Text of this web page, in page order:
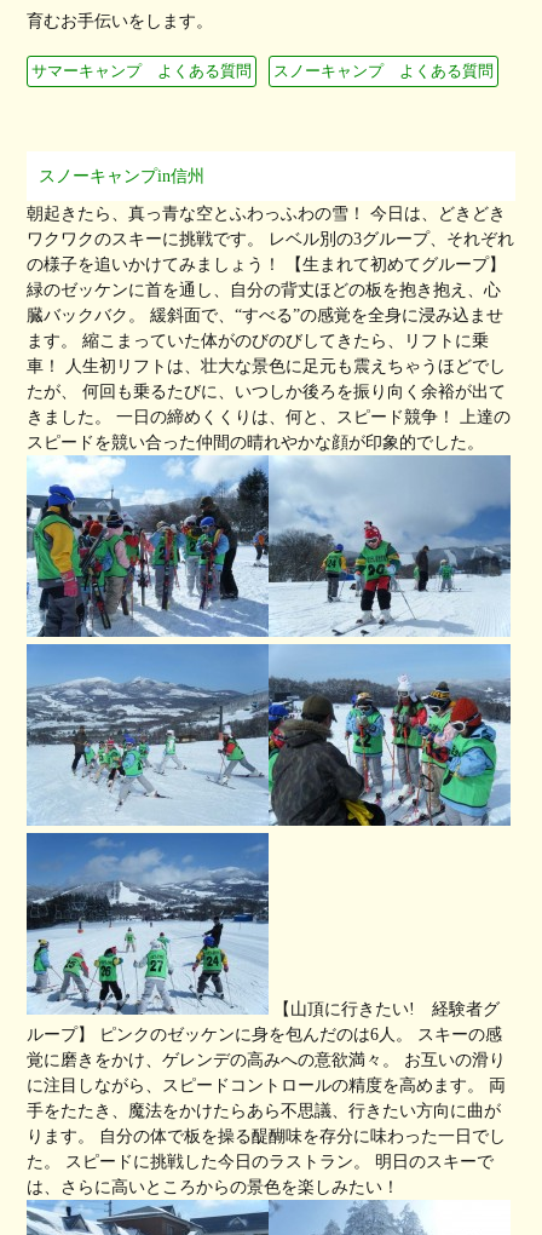
育むお手伝いをします。
サマーキャンプ よくある質問 スノーキャンプ よくある質問
スノーキャンプin信州
朝起きたら、真っ青な空とふわっふわの雪！ 今日は、どきどき
ワクワクのスキーに挑戦です。 レベル別の3グループ、それぞれ
の様子を追いかけてみましょう！ 【生まれて初めてグループ】
緑のゼッケンに首を通し、自分の背丈ほどの板を抱き抱え、心
臓バックバク。 緩斜面で、“すべる”の感覚を全身に浸み込ませ
ます。 縮こまっていた体がのびのびしてきたら、リフトに乗
車！ 人生初リフトは、壮大な景色に足元も震えちゃうほどでし
たが、 何回も乗るたびに、いつしか後ろを振り向く余裕が出て
きました。 一日の締めくくりは、何と、スピード競争！ 上達の
スピードを競い合った仲間の晴れやかな顔が印象的でした。
【山頂に行きたい! 経験者グ
ループ】 ピンクのゼッケンに身を包んだのは6人。 スキーの感
覚に磨きをかけ、ゲレンデの高みへの意欲満々。 お互いの滑り
に注目しながら、スピードコントロールの精度を高めます。 両
手をたたき、魔法をかけたらあら不思議、行きたい方向に曲が
ります。 自分の体で板を操る醍醐味を存分に味わった一日でし
た。 スピードに挑戦した今日のラストラン。 明日のスキーで
は、さらに高いところからの景色を楽しみたい！